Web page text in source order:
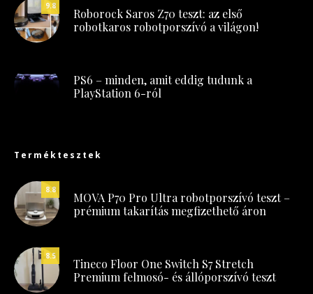
9.8
Roborock Saros Z70 teszt: az első
robotkaros robotporszívó a világon!
PS6 – minden, amit eddig tudunk a
PlayStation 6-ról
Terméktesztek
8.8
MOVA P70 Pro Ultra robotporszívó teszt –
prémium takarítás megfizethető áron
8.5
Tineco Floor One Switch S7 Stretch
Premium felmosó- és állóporszívó teszt